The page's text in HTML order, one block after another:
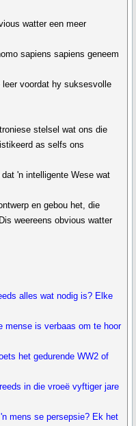
watter een meer
sapiens sapiens geneem
voordat hy suksesvolle
stelsel wat ons die
as selfs ons
'n intelligente Wese wat
en gebou het, die
weereens obvious watter
alles wat nodig is? Elke
mense is verbaas om te hoor
het gedurende WW2 of
in die vroeë vyftiger jare
mens se persepsie? Ek het